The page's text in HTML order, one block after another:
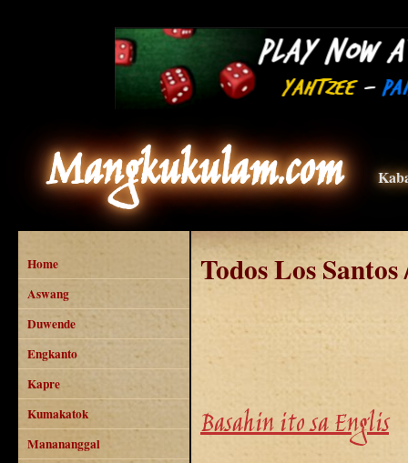
Mangkukulam.com
Home
Aswang
Duwende
Engkanto
Kapre
Kumakatok
Manananggal
Todos Los
Basahin ito sa Englis